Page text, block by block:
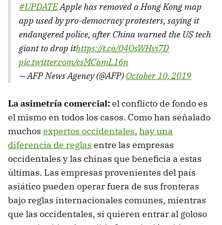
#UPDATEApple has removed a Hong Kong map
app used by pro-democracy protesters, saying it
endangered police, after China warned the US tech
giant to drop ithttps://t.co/04OsWHvi7D
pic.twitter.com/csMCamL16n
— AFP News Agency (@AFP) October 10, 2019
La asimetría comercial:el conflicto de fondo es
el mismo en todos los casos. Como han señalado
muchos expertos occidentales, hay una
diferencia de reglas entre las empresas
occidentales y las chinas que beneficia a estas
últimas. Las empresas provenientes del país
asiático pueden operar fuera de sus fronteras
bajo reglas internacionales comunes, mientras
que las occidentales, si quieren entrar al goloso